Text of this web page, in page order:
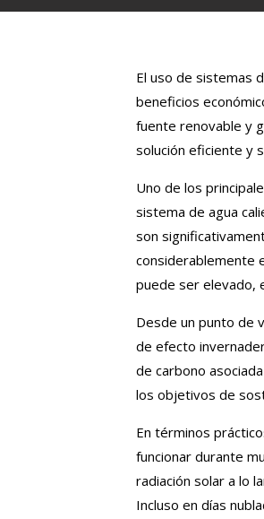
El uso de sistemas
beneficios
fuente renovable y
solución eficiente y
Uno de los
sistema de agua
son
considerablemente
puede ser elevado,
Desde un punto de
de efecto
de carbono
los objetivos de
En términos
funcionar durante
radiación solar a lo
Incluso en días